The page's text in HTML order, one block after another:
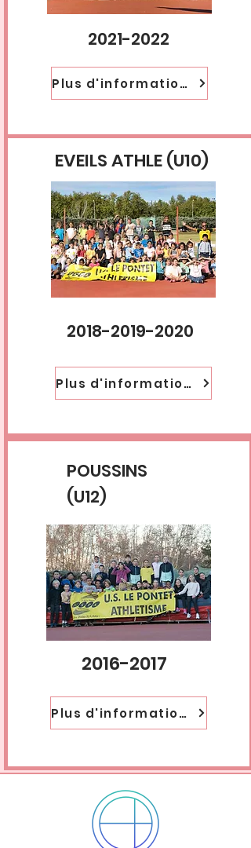
2021-2022
Plus d'informations
EVEILS ATHLE (U10)
2018-2019-2020
Plus d'informations
POUSSINS
(U12)
2016-2017
Plus d'informations